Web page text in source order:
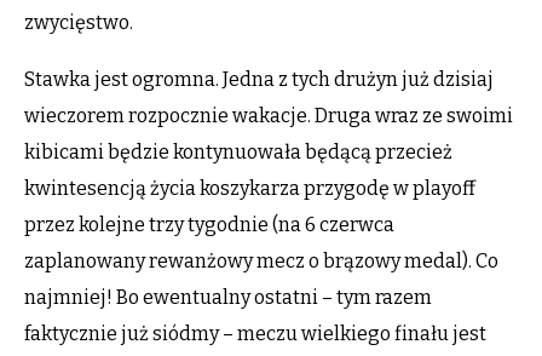
zwycięstwo.
Stawka jest ogromna. Jedna z tych drużyn już dzisiaj
wieczorem rozpocznie wakacje. Druga wraz ze swoimi
kibicami będzie kontynuowała będącą przecież
kwintesencją życia koszykarza przygodę w playoff
przez kolejne trzy tygodnie (na 6 czerwca
zaplanowany rewanżowy mecz o brązowy medal). Co
najmniej! Bo ewentualny ostatni – tym razem
faktycznie już siódmy – meczu wielkiego finału jest